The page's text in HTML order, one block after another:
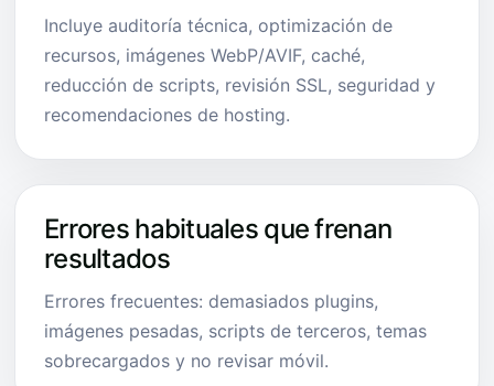
Incluye auditoría técnica, optimización de
recursos, imágenes WebP/AVIF, caché,
reducción de scripts, revisión SSL, seguridad y
recomendaciones de hosting.
Errores habituales que frenan
resultados
Errores frecuentes: demasiados plugins,
imágenes pesadas, scripts de terceros, temas
sobrecargados y no revisar móvil.